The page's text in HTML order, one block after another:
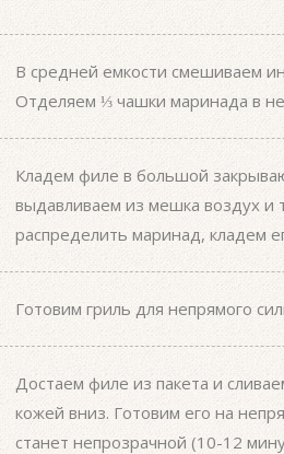
В средней емкости смешиваем
Отделяем ⅓ чашки маринада в
Кладем филе в большой
выдавливаем из мешка воздух и
распределить маринад, кладем
Готовим гриль для непрямого
Достаем филе из пакета и
кожей вниз. Готовим его на
станет непрозрачной (10-12